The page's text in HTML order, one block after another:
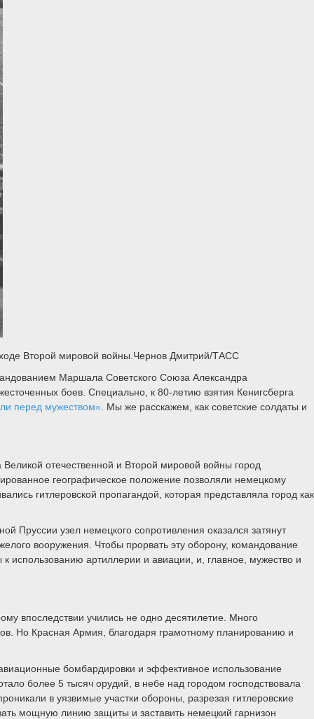
Второй мировой войны.Чернов Дмитрий/ТАСС
Маршала Советского Союза Александра
боев. Специально, к 80-летию взятия Кенигсберга
перед мужеством» . Мы же расскажем, как советские солдаты и
отечественной и Второй мировой войны город
географическое положение позволяли немецкому
гитлеровской пропагандой, которая представляла город как
узел немецкого сопротивления оказался затянут
вооружения. Чтобы прорвать эту оборону, командование
использованию артиллерии и авиации, и, главное, мужество и
впоследствии учились не одно десятилетие. Много
Но Красная Армия, благодаря грамотному планированию и
бомбардировки и эффективное использование
более 5 тысяч орудий, в небе над городом господствовала
в уязвимые участки обороны, разрезая гитлеровские
мощную линию защиты и заставить немецкий гарнизон